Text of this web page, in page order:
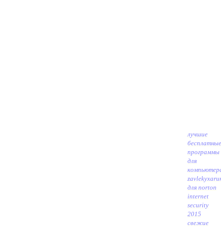
лучшие
бесплатные
программы
для
zavlekyxaru
для norton
internet
security
2015
свежие